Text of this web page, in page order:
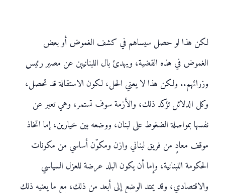
لكن هذا لو حصل سيساهم في كشف الغموض أو بعض
الغموض في هذه القضية، ويهدئ بال اللبنانيين عن مصير رئيس
وزرائهم.. ولكن هذا لا يعني الحل، لكون الاستقالة قد تحصل،
وكل الدلائل تؤكد ذلك، والأزمة سوف تستمر، وهي تعبر عن
نفسها بمواصلة الضغوط على لبنان، ووضعه بين خيارين، إما اتخاذ
موقف معادٍ من فريق لبناني وازن ومكوّن أساسي من مكونات
الحكومة اللبنانية، وإما أن يكون البلد عرضة للعزل السياسي
والاقتصادي، وقد يمتد الوضع إلى أبعد من ذلك، مع ما يعنيه ذلك